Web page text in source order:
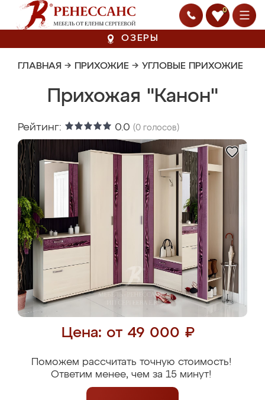
0
ОЗЕРЫ
ГЛАВНАЯ → ПРИХОЖИЕ → УГЛОВЫЕ ПРИХОЖИЕ
Прихожая "Канон"
Рейтинг: 0.0 (0 голосов)
Цена: от 49 000 ₽
Поможем рассчитать точную стоимость!
Ответим менее, чем за 15 минут!